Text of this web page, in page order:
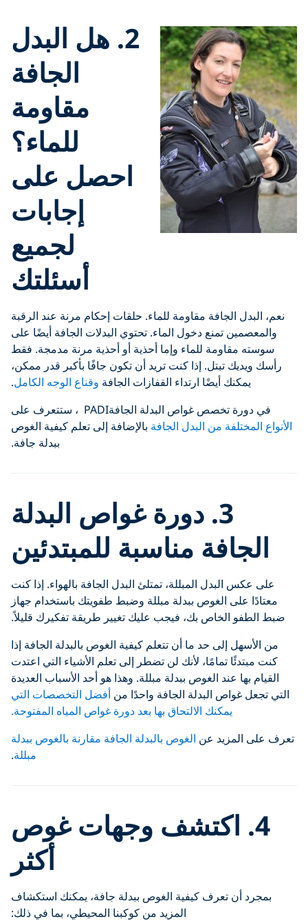
2. هل البدل
الجافة
مقاومة
للماء؟
احصل على
إجابات
لجميع
أسئلتك
نعم، البدل الجافة مقاومة للماء. حلقات إحكام مرنة عند الرقبة
والمعصمين تمنع دخول الماء. تحتوي البدلات الجافة أيضًا على
سوسته مقاومة للماء وإما أحذية أو أحذية مرنة مدمجة. فقط
رأسك ويديك تبتل. إذا كنت تريد أن تكون جافًا بأكبر قدر ممكن،
يمكنك أيضًا ارتداء القفازات الجافة وقناع الوجه الكامل.
في دورة تخصص غواص البدلة الجافةPADI ، ستتعرف على
الأنواع المختلفة من البدل الجافة بالإضافة إلى تعلم كيفية الغوص
ببدلة جافة.
3. دورة غواص البدلة
الجافة مناسبة للمبتدئين
على عكس البدل المبللة، تمتلئ البدل الجافة بالهواء. إذا كنت
معتادًا على الغوص ببدلة مبللة وضبط طفويتك باستخدام جهاز
ضبط الطفو الخاص بك، فيجب عليك تغيير طريقة تفكيرك قليلاً.
من الأسهل إلى حد ما أن تتعلم كيفية الغوص بالبدلة الجافة إذا
كنت مبتدئًا تمامًا، لأنك لن تضطر إلى تعلم الأشياء التي اعتدت
القيام بها عند الغوص ببدلة مبللة. وهذا هو أحد الأسباب العديدة
التي تجعل غواص البدلة الجافة واحدًا من أفضل التخصصات التي
يمكنك الالتحاق بها بعد دورة غواص المياه المفتوحة.
تعرف على المزيد عن الغوص بالبدلة الجافة مقارنة بالغوص ببدلة
مبللة.
4. اكتشف وجهات غوص
أكثر
بمجرد أن تعرف كيفية الغوص ببدلة جافة، يمكنك استكشاف
المزيد من كوكبنا المحيطي، بما في ذلك: